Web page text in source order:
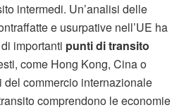
intermedi. Un’analisi delle
e usurpative nell’UE ha
importanti punti di transito
come Hong Kong, Cina o
del commercio internazionale
comprendono le economie